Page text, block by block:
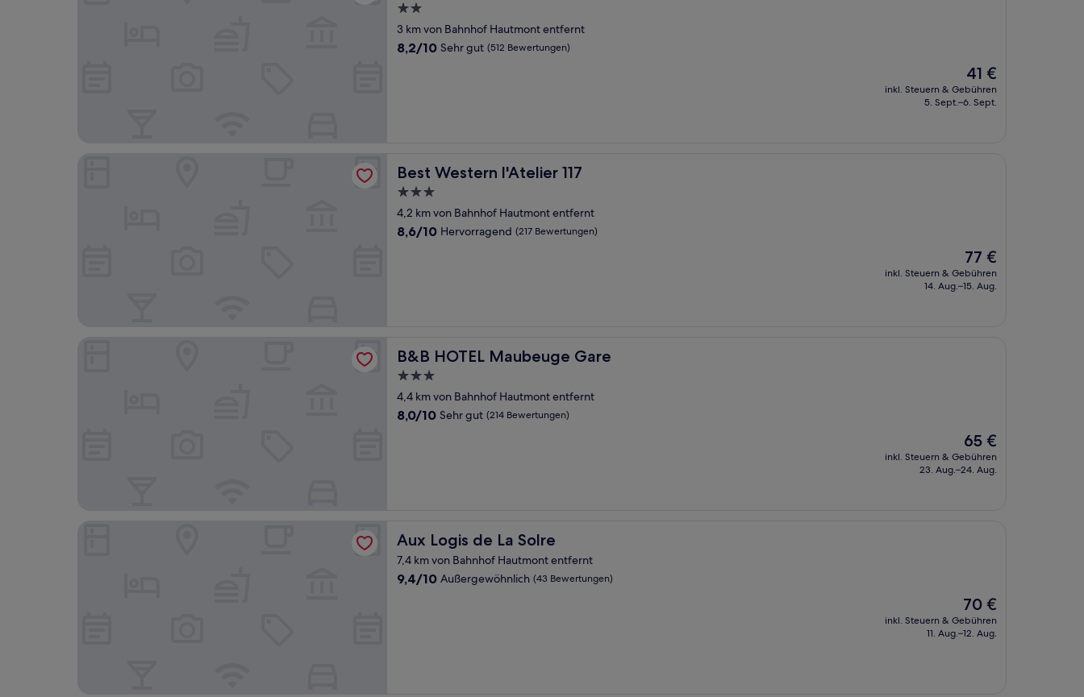
2.0-
Sterne-
Unterkunft
3 km von Bahnhof Hautmont entfernt
8.2
8,2/10 Sehr gut (512 Bewertungen)
Der
Preis
beträgt
41 €
inkl. Steuern & Gebühren
5. Sept.–6. Sept.
Best Western l'Atelier 117
Best Western l'Atelier 117
3.0-
Sterne-
Unterkunft
4,2 km von Bahnhof Hautmont entfernt
8.6
8,6/10 Hervorragend (217 Bewertungen)
Der
Preis
beträgt
77 €
inkl. Steuern & Gebühren
14. Aug.–15. Aug.
B&B HOTEL Maubeuge Gare
B&B HOTEL Maubeuge Gare
3.0-
Sterne-
Unterkunft
4,4 km von Bahnhof Hautmont entfernt
8.0
8,0/10 Sehr gut (214 Bewertungen)
Der
Preis
beträgt
65 €
inkl. Steuern & Gebühren
23. Aug.–24. Aug.
Aux Logis de La Solre
Aux Logis de La Solre
7,4 km von Bahnhof Hautmont entfernt
9.4
9,4/10 Außergewöhnlich (43 Bewertungen)
Der
Preis
beträgt
70 €
inkl. Steuern & Gebühren
11. Aug.–12. Aug.